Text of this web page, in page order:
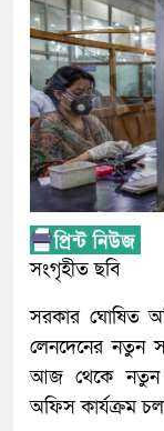
সংগৃহীত ছবি
সরকার ঘোষিত
লেনদেনের নতুন
আজ থেকে নতুন
অফিস কার্যক্রম